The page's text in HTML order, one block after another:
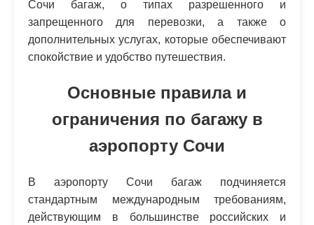
Сочи багаж, о типах разрешенного и
запрещенного для перевозки, а также о
дополнительных услугах, которые обеспечивают
спокойствие и удобство путешествия.
Основные правила и
ограничения по багажу в
аэропорту Сочи
В аэропорту Сочи багаж подчиняется
стандартным международным требованиям,
действующим в большинстве российских и